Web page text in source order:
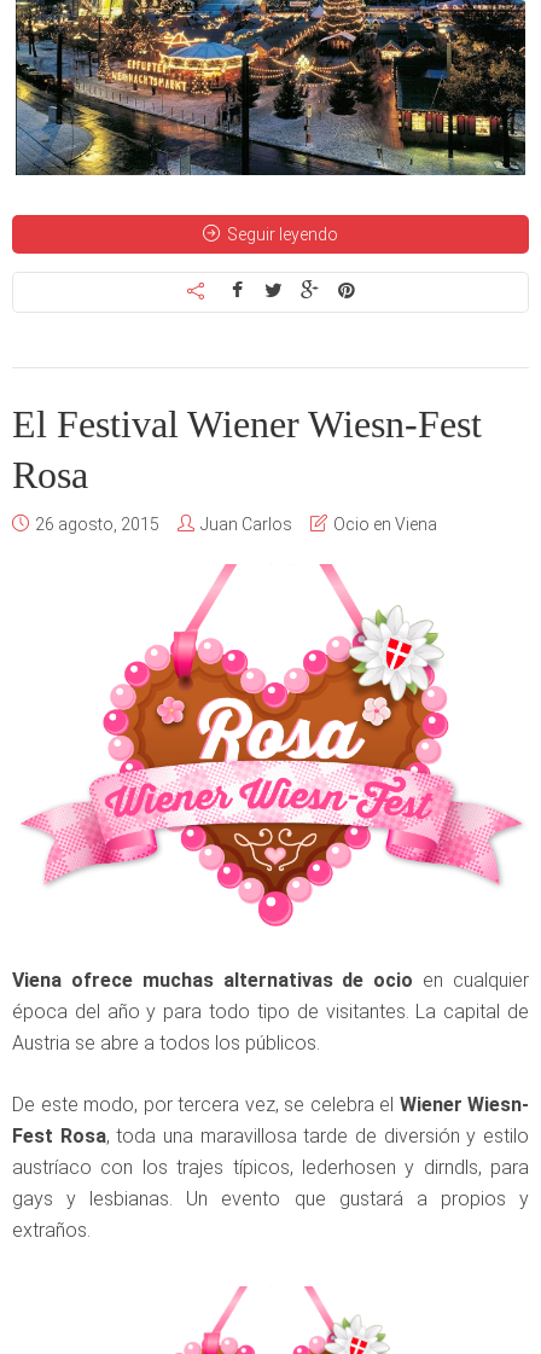
Seguir leyendo
El Festival Wiener Wiesn-Fest
Rosa
26 agosto, 2015 Juan Carlos Ocio en Viena
Viena ofrece muchas alternativas de ocio en cualquier
época del año y para todo tipo de visitantes. La capital de
Austria se abre a todos los públicos.
De este modo, por tercera vez, se celebra el Wiener Wiesn-
Fest Rosa, toda una maravillosa tarde de diversión y estilo
austríaco con los trajes típicos, lederhosen y dirndls, para
gays y lesbianas. Un evento que gustará a propios y
extraños.